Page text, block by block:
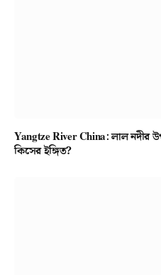
Yangtze River China: লাল নদীর
কিসের ইঙ্গিত?